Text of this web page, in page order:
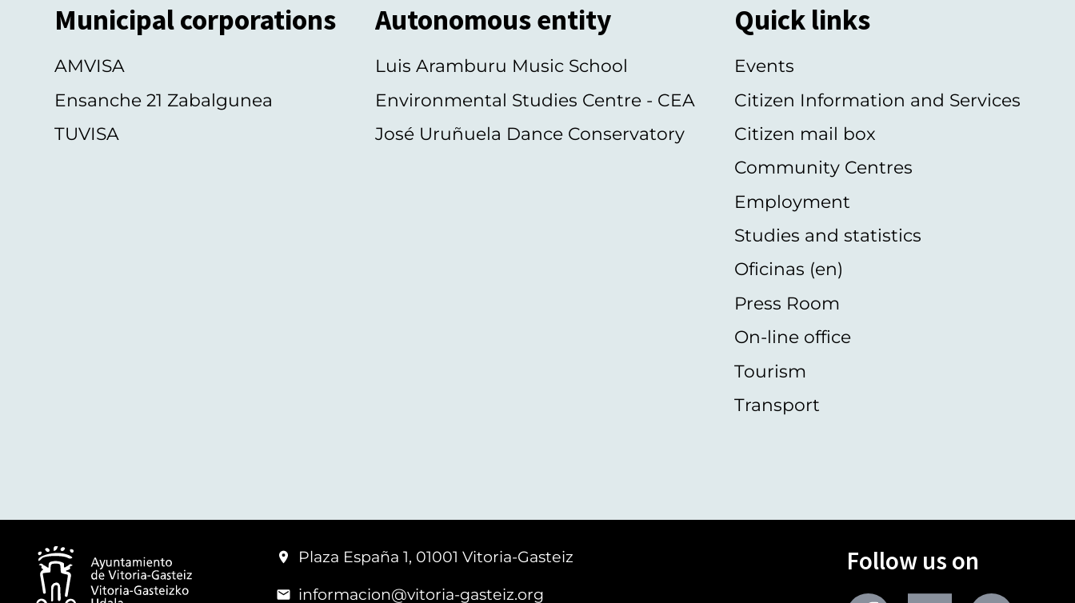
Municipal corporations
AMVISA
Ensanche 21 Zabalgunea
TUVISA
Autonomous entity
Luis Aramburu Music School
Environmental Studies Centre - CEA
José Uruñuela Dance Conservatory
Quick links
Events
Citizen Information and Services
Citizen mail box
Community Centres
Employment
Studies and statistics
Oficinas (en)
Press Room
On-line office
Tourism
Transport
Plaza España 1, 01001 Vitoria-Gasteiz
informacion@vitoria-gasteiz.org
Follow us on